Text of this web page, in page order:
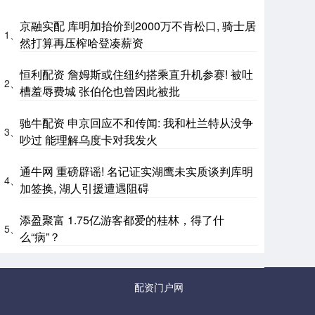
1、
京融实配 库明加抬价到2000万不肯松口, 骑士居
然打算再压榨哈登凑薪资
2、
恒利配资 詹姆斯或住纽约搭乘直升机参赛! 被吐
槽羞辱费城 张伯伦也曾因此被批
3、
驰牛配资 申京回应不和传闻: 我和杜兰特从没争
吵过 能理解乌度卡对我发火
4、
通牛网 重磅辟谣! 名记证实湖鹰未实质谈判库明
加签换, 湖人引援遭遇阻碍
5、
添盈聚富 1.75亿游客都爱的桂林，得了什
么“病”？
配资门户网